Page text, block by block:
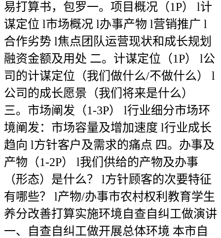
易打算书，包罗一。项目概况（1P） l计
谋定位 l市场概况 l办事产物 l营销推广 l
合作劣势 l焦点团队运营现状和成长规划
融资金额及用处 二。计谋定位（1P） l公
司的计谋定位（我们做什么/不做什么） l
公司的成长愿景（我们将来是什么）
三。市场阐发（1-3P） l行业细分市场环
境阐发：市场容量及增加速度 l行业成长
趋向 l方针客户及需求的痛点 四。办事及
产物（1-2P） l我们供给的产物及办事
（形态）是什么？ l方针顾客的次要特征
有哪些？ l产物/办事市农村权利教育学生
养分改善打算实施环境自查自纠工做演讲
一、自查自纠工做开展总体环境 本市自